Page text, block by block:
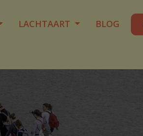
LACHTAART BLOG